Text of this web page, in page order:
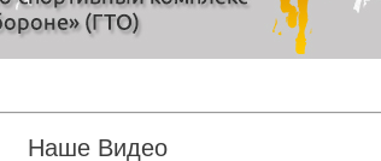
Наше Видео